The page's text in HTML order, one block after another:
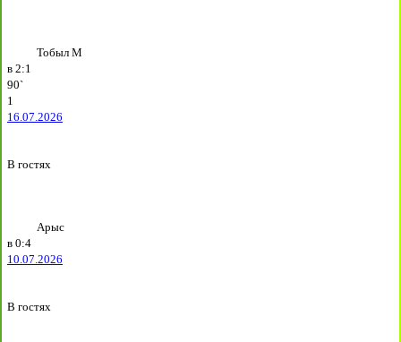
Тобыл М
в 2:1
90`
1
16.07.2026
В гостях
Арыс
в 0:4
10.07.2026
В гостях